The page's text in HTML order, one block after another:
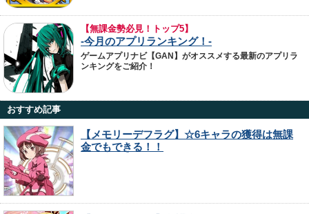
【無課金勢必見！トップ5】
-今月のアプリランキング！-
ゲームアプリナビ【GAN】がオススメする最新のアプリラ
ンキングをご紹介！
おすすめ記事
【メモリーデフラグ】☆6キャラの獲得は無課
金でもできる！！